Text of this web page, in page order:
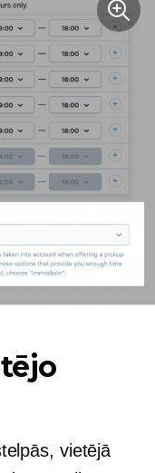
vietējā